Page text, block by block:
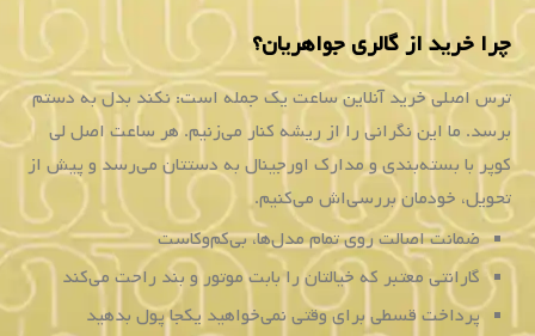
های
خاص
و
خوش
ساخت،
در
صورتی
که
به